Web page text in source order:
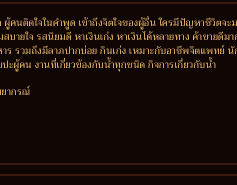
คนติดใจในคำพูด เข้าถึงจิตใจของผู้อื่น ใครมีปัญหาชีวิตจ
สบายใจ รสนิยมดี หาเงินเก่ง หาเงินได้หลายทาง ค้าขาย
ร รวมถึงมีลาภปากบ่อย กินเก่ง เหมาะกับอาชีพจิตแพทย์
ะผู้คน งานที่เกี่ยวข้องกับน้ำทุกชนิด กิจการเกี่ยวกับน้ำ
ากรณ์